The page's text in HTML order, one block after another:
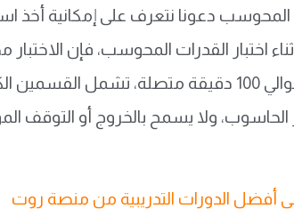
دعونا نتعرف على إمكانية أخذ
اختبار القدرات المحوسب، فإن
متواصل دون توقف، ومدة الاختبار كاملة تبلغ حوالي 100 دقيقة
الحاسوب، ولا يسمح بالخروج أو التوقف
أفضل الدورات التدريبية من منصة روت